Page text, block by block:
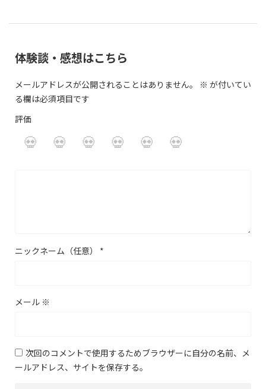
体験談・感想はこちら
メールアドレスが公開されることはありません。 ※ が付いてい
る欄は必須項目です
評価
ニックネーム（任意） *
メール ※
次回のコメントで使用するためブラウザーに自分の名前、メ
ールアドレス、サイトを保存する。